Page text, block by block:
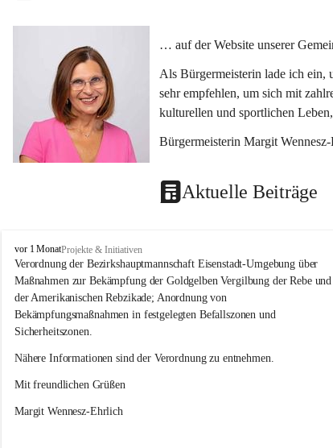
… auf der Website unserer
Als Bürgermeisterin lade ich ein,
sehr empfehlen, um sich mit
kulturellen und sportlichen
Bürgermeisterin Margit
Aktuelle Beiträge
O
s
l
i
p
vor 1 MonatProjekte & Initiativen
Verordnung der Bezirkshauptmannschaft Eisenstadt-Umgebung über
Maßnahmen zur Bekämpfung der Goldgelben Vergilbung der Rebe und
der Amerikanischen Rebzikade; Anordnung von
Bekämpfungsmaßnahmen in festgelegten Befallszonen und
Sicherheitszonen.
Nähere Informationen sind der Verordnung zu entnehmen.
Mit freundlichen Grüßen
Margit Wennesz-Ehrlich